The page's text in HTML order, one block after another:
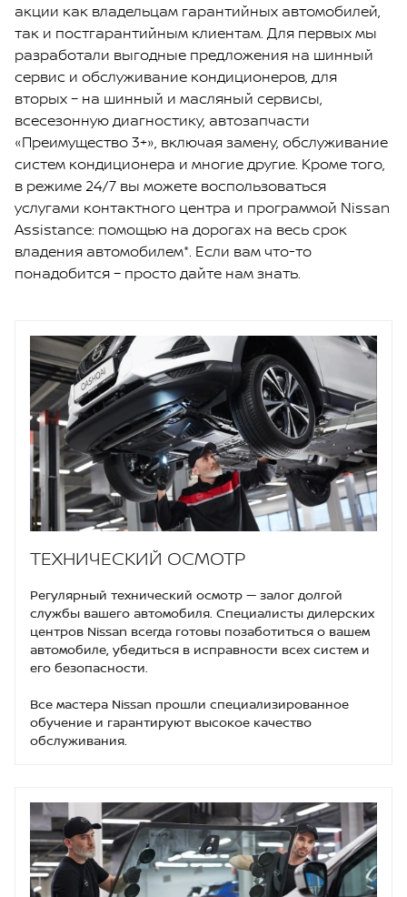
акции как владельцам гарантийных автомобилей,
так и постгарантийным клиентам. Для первых мы
разработали выгодные предложения на шинный
сервис и обслуживание кондиционеров, для
вторых – на шинный и масляный сервисы,
всесезонную диагностику, автозапчасти
«Преимущество 3+», включая замену, обслуживание
систем кондиционера и многие другие. Кроме того,
в режиме 24/7 вы можете воспользоваться
услугами контактного центра и программой Nissan
Assistance: помощью на дорогах на весь срок
владения автомобилем*. Если вам что-то
понадобится – просто дайте нам знать.
ТЕХНИЧЕСКИЙ ОСМОТР
Регулярный технический осмотр — залог долгой
службы вашего автомобиля. Специалисты дилерских
центров Nissan всегда готовы позаботиться о вашем
автомобиле, убедиться в исправности всех систем и
его безопасности.
Все мастера Nissan прошли специализированное
обучение и гарантируют высокое качество
обслуживания.